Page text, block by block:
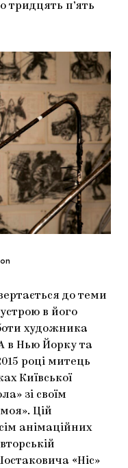
СВЯТА
тридцять п’ять
до теми
в його
художника
в Нью Йорку та
році митець
Київської
зі своїм
Цій
анімаційних
«Ніс»